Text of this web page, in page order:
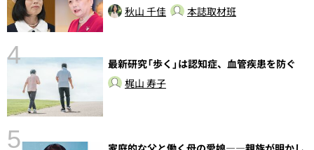
秋山 千佳
本誌取材班
4
最新研究「歩く」は認知症、血管疾患を防ぐ
梶山 寿子
5